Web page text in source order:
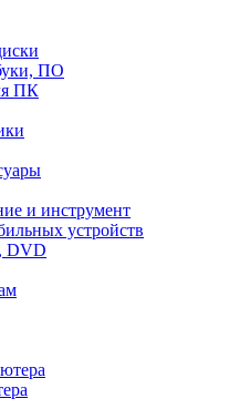
ПО
ПК
и инструмент
устройств
DVD